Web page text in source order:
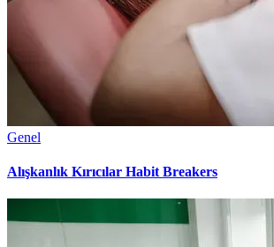
Genel
Alışkanlık Kırıcılar Habit Breakers